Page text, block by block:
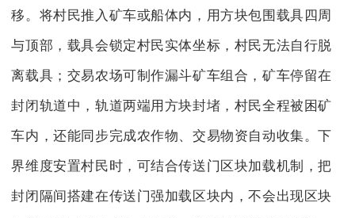
移。将村民推入矿车或船体内，用方块包围载具四周
与顶部，载具会锁定村民实体坐标，村民无法自行脱
离载具；交易农场可制作漏斗矿车组合，矿车停留在
封闭轨道中，轨道两端用方块封堵，村民全程被困矿
车内，还能同步完成农作物、交易物资自动收集。下
界维度安置村民时，可结合传送门区块加载机制，把
封闭隔间搭建在传送门强加载区块内，不会出现区块